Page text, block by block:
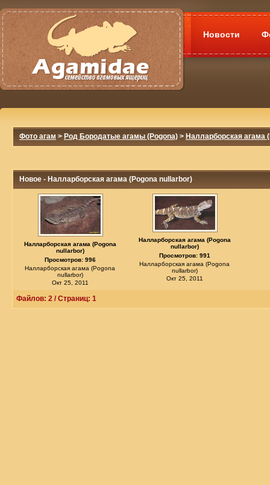
Новости
Фото агам > Род Бородатые агамы (Pogona) > Налларборская агама
Новое - Налларборская агама (Pogona nullarbor)
Налларборская агама (Pogona
nullarbor)
Просмотров: 996
Налларборская агама (Pogona
nullarbor)
Окт 25, 2011
Налларборская агама (Pogona
nullarbor)
Просмотров: 991
Налларборская агама (Pogona
nullarbor)
Окт 25, 2011
Файлов: 2 / Страниц: 1